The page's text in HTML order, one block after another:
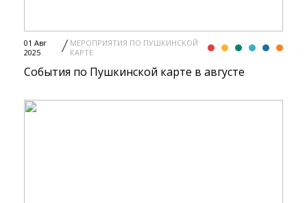
01 Авг
2025
МЕРОПРИЯТИЯ ПО ПУШКИНСКОЙ
КАРТЕ
События по Пушкинской карте в августе